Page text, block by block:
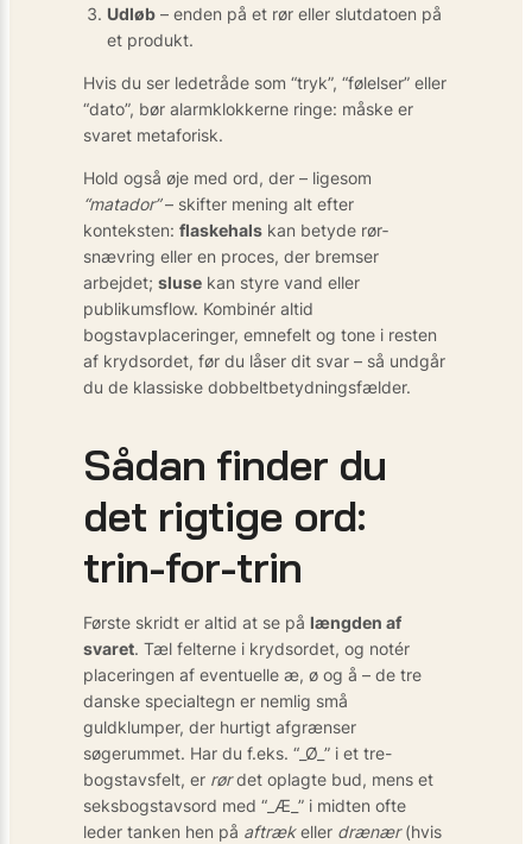
Udløb – enden på et rør eller slutdatoen på
et produkt.
Hvis du ser ledetråde som “tryk”, “følelser” eller
“dato”, bør alarmklokkerne ringe: måske er
svaret metaforisk.
Hold også øje med ord, der – ligesom
“matador”– skifter mening alt efter
konteksten: flaskehals kan betyde rør­
snævring eller en proces, der bremser
arbejdet; sluse kan styre vand eller
publikumsflow. Kombinér altid
bogstavplaceringer, emnefelt og tone i resten
af krydsordet, før du låser dit svar – så undgår
du de klassiske dobbeltbetydningsfælder.
Sådan finder du
det rigtige ord:
trin-for-trin
Første skridt er altid at se på længden af
svaret. Tæl felterne i krydsordet, og notér
placeringen af eventuelle æ, ø og å – de tre
danske specialtegn er nemlig små
guldklumper, der hurtigt afgrænser
søgerummet. Har du f.eks. “_Ø_” i et tre-
bogstavsfelt, er rørdet oplagte bud, mens et
seksbogstavsord med “_Æ_” i midten ofte
leder tanken hen på aftrækeller drænær(hvis